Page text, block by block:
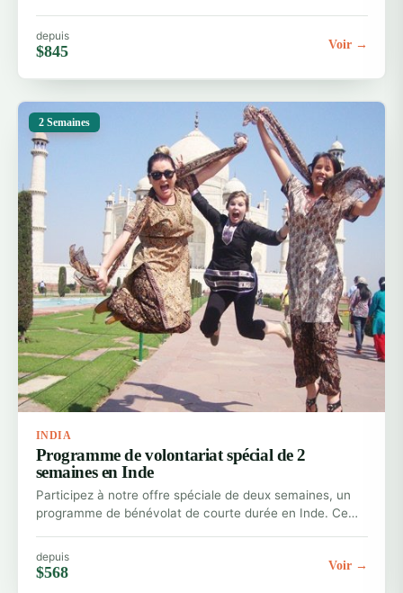
depuis
$845 Voir →
2 Semaines
INDIA
Programme de volontariat spécial de 2
semaines en Inde
Participez à notre offre spéciale de deux semaines, un
programme de bénévolat de courte durée en Inde. Ce…
depuis
$568 Voir →